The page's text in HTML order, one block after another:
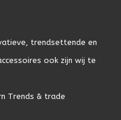
trendsettende en
ook zijn wij te
Trends & trade